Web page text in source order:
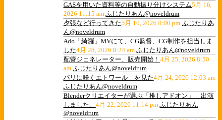
GASを用いた資料等の自動振り分けシステム5月 16,
2026 11:15 am ふじたりあん@noveldrum
夕張など行ってきた5月 10, 2026 8:00 pm ふじたりあ
ん@noveldrum
Ado「綺羅」MVにて、CG監督、CG制作を担当しま
した4月 28, 2026 8:24 am ふじたりあん@noveldrum
配管ジェネレーター、販売開始！ 4月 25, 2026 8:50
am ふじたりあん@noveldrum
パリに咲くエトワール を見た4月 24, 2026 12:03 am
ふじたりあん@noveldrum
Blenderクリエイターが選ぶ「推しアドオン」 出演
しました。 4月 22, 2026 11:14 pm ふじたりあん
@noveldrum